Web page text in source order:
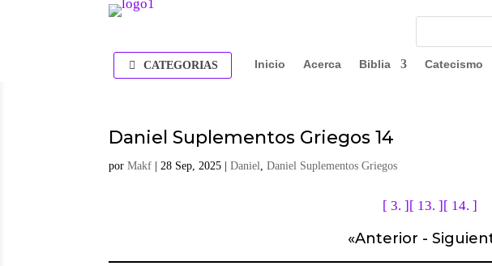
CATEGORIAS Inicio Acerca Biblia Catecismo
Daniel Suplementos Griegos 14
porMakf |28 Sep, 2025 |Daniel,Daniel Suplementos Griegos
[ 3. ] [ 13. ] [ 14. ]
«Anterior -